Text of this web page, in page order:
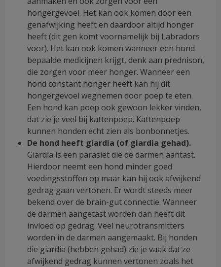
hongergevoel. Het kan ook komen door een
genafwijking heeft en daardoor altijd honger
heeft (dit gen komt voornamelijk bij Labradors
voor). Het kan ook komen wanneer een hond
bepaalde medicijnen krijgt, denk aan prednison,
die zorgen voor meer honger. Wanneer een
hond constant honger heeft kan hij dit
hongergevoel wegnemen door poep te eten.
Een hond kan poep ook gewoon lekker vinden,
dat zie je veel bij kattenpoep. Kattenpoep
kunnen honden echt zien als bonbonnetjes.
De hond heeft giardia (of giardia gehad).
Giardia is een parasiet die de darmen aantast.
Hierdoor neemt een hond minder goed
voedingsstoffen op maar kan hij ook afwijkend
gedrag gaan vertonen. Er wordt steeds meer
bekend over de brain-gut connectie. Wanneer
de darmen aangetast worden dan heeft dit
invloed op gedrag. Veel neurotransmitters
worden in de darmen aangemaakt. Bij honden
die giardia (hebben gehad) zie je vaak dat ze
afwijkend gedrag kunnen vertonen zoals het